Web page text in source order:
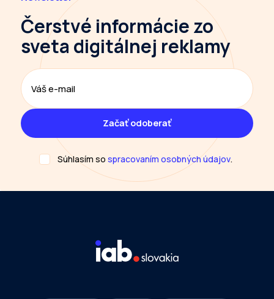
Čerstvé informáciezo
sveta digitálnej reklamy
Súhlasím sospracovaním osobných údajov.